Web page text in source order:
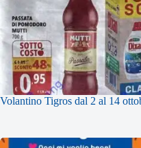
Volantino Tigros dal 2 al 14